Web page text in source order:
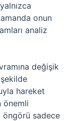
onun
analiz
değişik
hareket
önemli
öngörü sadece